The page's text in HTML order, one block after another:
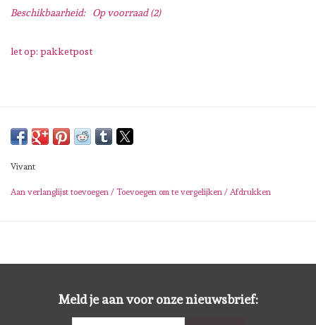
Lesia Zgharda
Magnolia
OLO Markers
Siliconen mal
Beschikbaarheid: Op voorraad(2)
let op: pakketpost
Vivant
Aan verlanglijst toevoegen / Toevoegen om te vergelijken / Afdrukken
Meld je aan voor onze nieuwsbrief: